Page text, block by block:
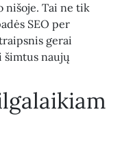
nišoje. Tai ne tik
SEO per
gerai
šimtus naujų